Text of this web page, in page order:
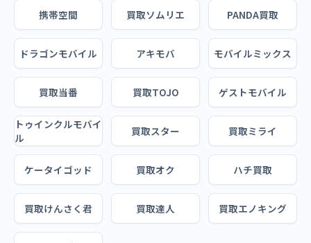
携帯空間 買取ソムリエ PANDA買取
ドラゴンモバイル アキモバ モバイルミックス
買取当番 買取TOJO ゲストモバイル
トゥインクルモバイ
ル
買取スター 買取ミライ
ケータイゴッド 買取オク ハチ買取
買取けんさく君 買取達人 買取エノキング